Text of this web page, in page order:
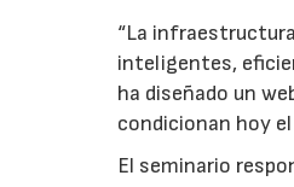
“La
inteligentes,
ha diseñado un
condicionan hoy
El seminario